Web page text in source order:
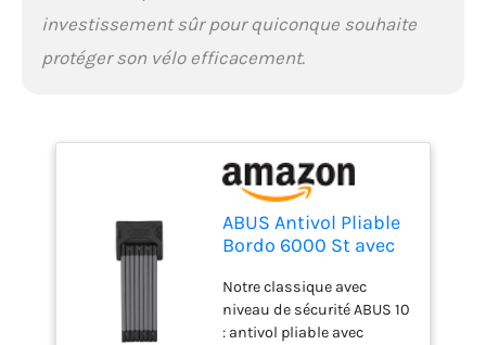
vis au niveau du porte-
transport incluse Fabriqué
investissement sûr pour quiconque souhaite
protéger son vélo efficacement.
ABUS Antivol Pliable
Bordo 6000 St avec
Notre classique avec
niveau de sécurité ABUS 10
: antivol pliable avec